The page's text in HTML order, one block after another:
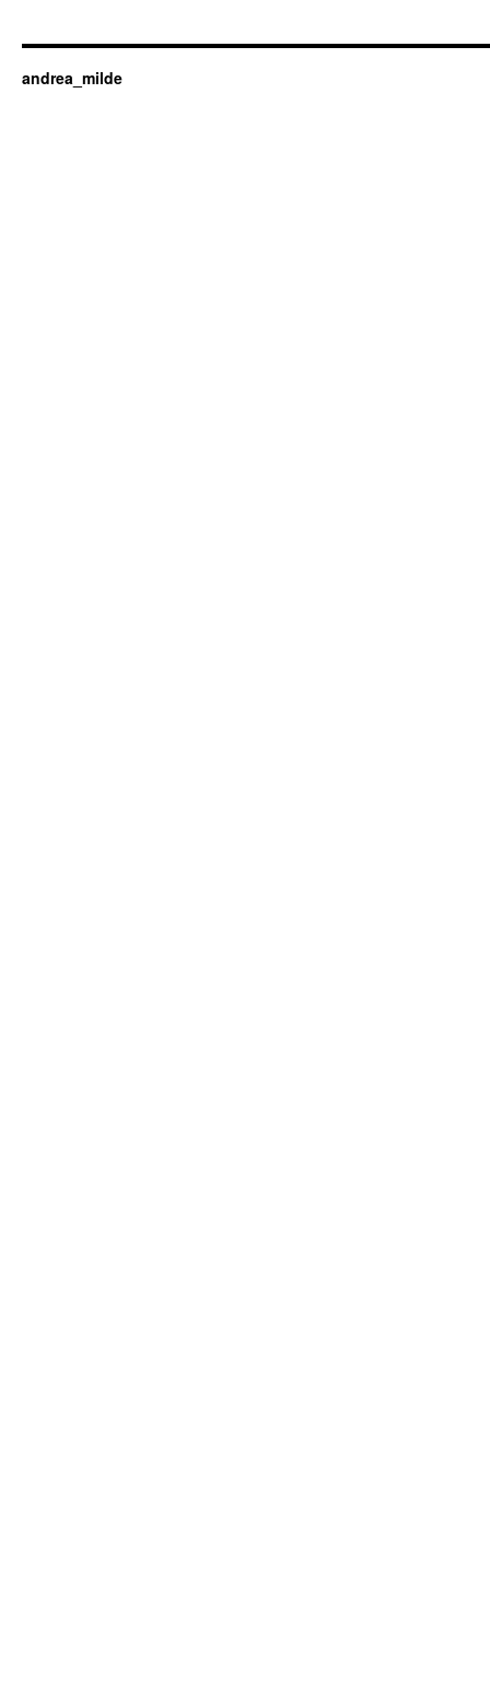
andrea_milde